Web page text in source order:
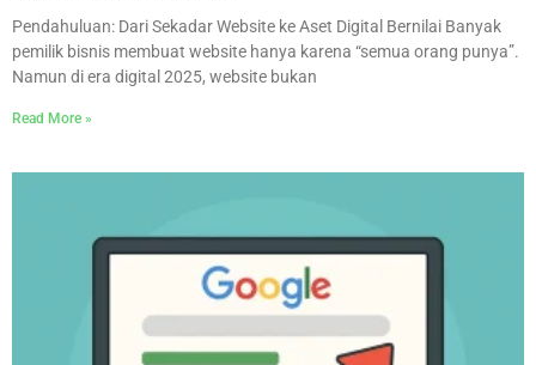
Pendahuluan: Dari Sekadar Website ke Aset Digital Bernilai Banyak
pemilik bisnis membuat website hanya karena “semua orang punya”.
Namun di era digital 2025, website bukan
Read More »